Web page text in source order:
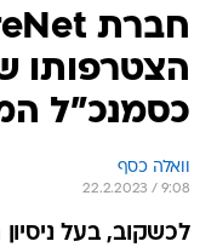
הצטרפותו
כסמנכ"ל
וואלה כסף
22.2.2023 / 9:08
לכשקוב, בעל